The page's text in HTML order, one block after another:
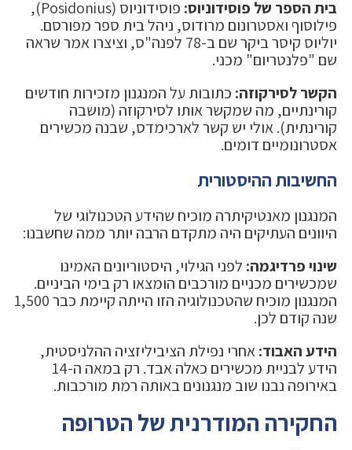
בית הספר של פוסידוניוס:
פוסידוניוס (Posidonius),
פילוסוף ואסטרונום מרודוס, ניהל בית ספר מפורסם.
יוליוס קיסר ביקר שם ב-78 לפנה"ס, וציצרו אמר שראה
שם "פלנטריום" מכני.
הקשר לסירקוזה: כתובות על המנגנון מזכירות חודשים
קורינתיים, מה שמקשר אותו לסירקוזה (מושבה
קורינתית). אולי יש קשר לארכימדס, שבנה מכשירים
אסטרונומיים דומים.
החשיבות ההיסטורית
המנגנון מאנטיקיתרה מוכיח שהידע הטכנולוגי של
היוונים העתיקים היה מתקדם הרבה יותר ממה שחשבנו:
שינוי פרדיגמה: לפני הגילוי, היסטוריונים האמינו
שמכשירים מכניים מורכבים הומצאו רק בימי הביניים.
המנגנון מוכיח שהטכנולוגיה הזו הייתה קיימת כבר 1,500
שנה קודם לכן.
הידע האבוד:אחרי נפילת הציביליזציה ההלניסטית,
הידע לבניית מכשירים כאלה אבד. רק במאה ה-14
באירופה נבנו שוב מנגנונים באותה רמת מורכבות.
החקירה המודרנית של הטרופה